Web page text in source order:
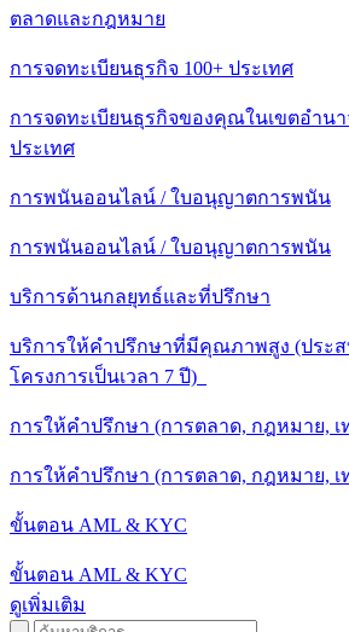
ตลาดและกฎหมาย
การจดทะเบียนธุรกิจ 100+ ประเทศ
การจดทะเบียนธุรกิจของคุณในเขตอํานา
ประเทศ
การพนันออนไลน์ / ใบอนุญาตการพนัน
การพนันออนไลน์ / ใบอนุญาตการพนัน
บริการด้านกลยุทธ์และที่ปรึกษา
บริการให้คําปรึกษาที่มีคุณภาพสูง (ประส
โครงการเป็นเวลา 7 ปี)
การให้คําปรึกษา (การตลาด, กฎหมาย,
การให้คําปรึกษา (การตลาด, กฎหมาย,
ขั้นตอน AML & KYC
ขั้นตอน AML & KYC
ดูเพิ่มเติม